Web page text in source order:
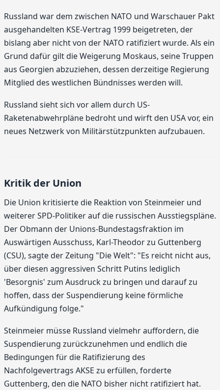
Russland war dem zwischen NATO und Warschauer Pakt
ausgehandelten KSE-Vertrag 1999 beigetreten, der
bislang aber nicht von der NATO ratifiziert wurde. Als ein
Grund dafür gilt die Weigerung Moskaus, seine Truppen
aus Georgien abzuziehen, dessen derzeitige Regierung
Mitglied des westlichen Bündnisses werden will.
Russland sieht sich vor allem durch US-
Raketenabwehrpläne bedroht und wirft den USA vor, ein
neues Netzwerk von Militärstützpunkten aufzubauen.
Kritik der Union
Die Union kritisierte die Reaktion von Steinmeier und
weiterer SPD-Politiker auf die russischen Ausstiegspläne.
Der Obmann der Unions-Bundestagsfraktion im
Auswärtigen Ausschuss, Karl-Theodor zu Guttenberg
(CSU), sagte der Zeitung "Die Welt": "Es reicht nicht aus,
über diesen aggressiven Schritt Putins lediglich
'Besorgnis' zum Ausdruck zu bringen und darauf zu
hoffen, dass der Suspendierung keine förmliche
Aufkündigung folge."
Steinmeier müsse Russland vielmehr auffordern, die
Suspendierung zurückzunehmen und endlich die
Bedingungen für die Ratifizierung des
Nachfolgevertrags AKSE zu erfüllen, forderte
Guttenberg, den die NATO bisher nicht ratifiziert hat.